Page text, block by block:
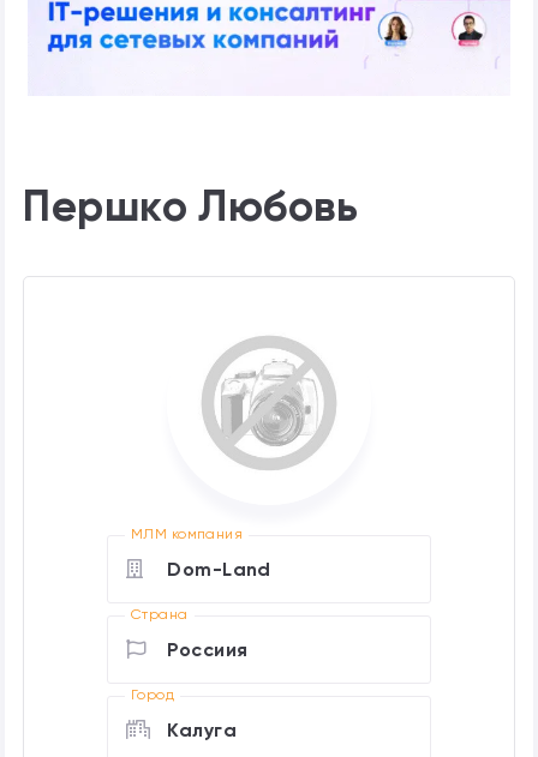
Першко Любовь
МЛМ компания
Dom-Land
Страна
Россиия
Город
Калуга